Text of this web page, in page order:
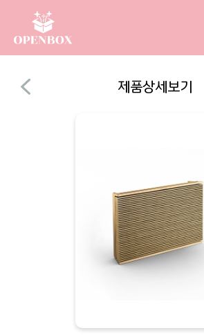
제품상세보기